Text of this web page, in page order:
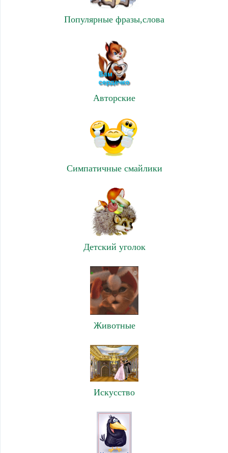
Популярные фразы,слова
Авторские
Симпатичные смайлики
Детский уголок
Животные
Искусство